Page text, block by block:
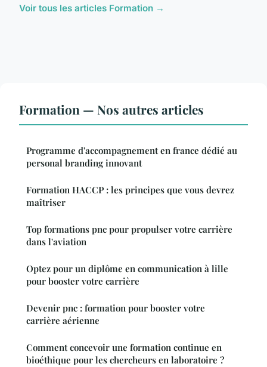
Voir tous les articles Formation →
Formation — Nos autres articles
Programme d'accompagnement en france dédié au
personal branding innovant
Formation HACCP : les principes que vous devrez
maîtriser
Top formations pnc pour propulser votre carrière
dans l'aviation
Optez pour un diplôme en communication à lille
pour booster votre carrière
Devenir pnc : formation pour booster votre
carrière aérienne
Comment concevoir une formation continue en
bioéthique pour les chercheurs en laboratoire ?